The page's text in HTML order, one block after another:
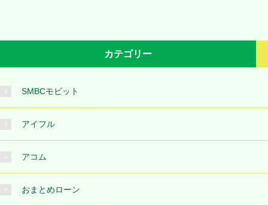
カテゴリー
SMBCモビット
アイフル
アコム
おまとめローン